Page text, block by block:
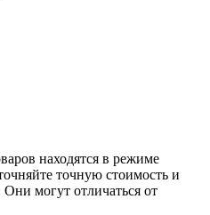
находятся в режиме
точную стоимость и
могут отличаться от